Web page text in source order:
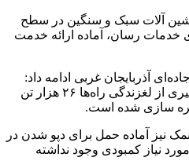
دستگاه ماشین آلات سبک و سنگین در سطح
خدمات رسان، آماده ارائه خدمت
آذربایجان غربی ادامه داد:
همچنین در این راستا برای جلوگیری از لغزندگی راه‌ها ۲۶ هزار تن
سازی شده است.
نیز آماده حمل برای دپو شدن در
نیاز کمبودی وجود نداشته